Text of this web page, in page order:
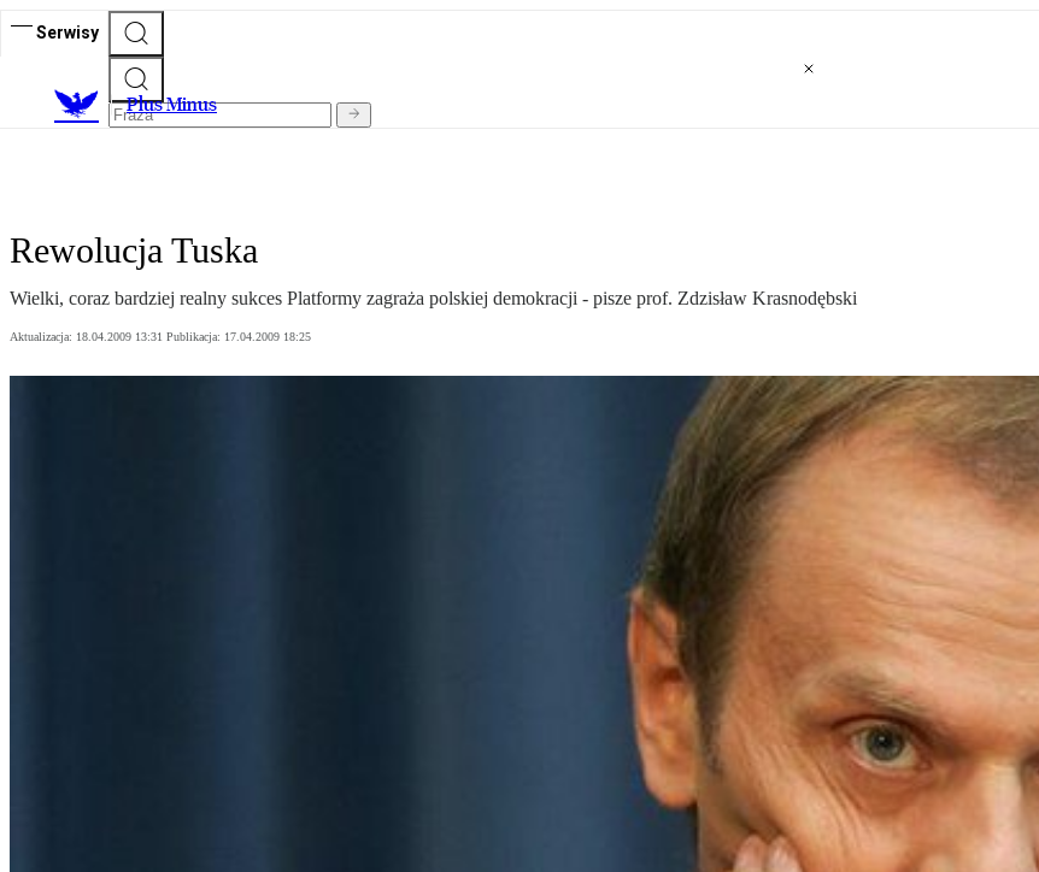
Serwisy
Plus Minus
Rewolucja Tuska
Wielki, coraz bardziej realny sukces Platformy zagraża polskiej demokracji - pisze prof. Zdzisław Krasnodębski
Aktualizacja: 18.04.2009 13:31 Publikacja: 17.04.2009 18:25